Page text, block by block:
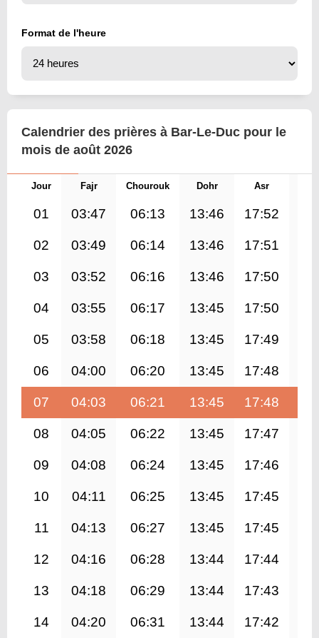
Format de l'heure
Calendrier des prières à Bar-Le-Duc pour le
mois de août 2026
Jour Fajr Chourouk Dohr Asr
01 03:47 06:13 13:46 17:52
02 03:49 06:14 13:46 17:51
03 03:52 06:16 13:46 17:50
04 03:55 06:17 13:45 17:50
05 03:58 06:18 13:45 17:49
06 04:00 06:20 13:45 17:48
07 04:03 06:21 13:45 17:48
08 04:05 06:22 13:45 17:47
09 04:08 06:24 13:45 17:46
10 04:11 06:25 13:45 17:45
11 04:13 06:27 13:45 17:45
12 04:16 06:28 13:44 17:44
13 04:18 06:29 13:44 17:43
14 04:20 06:31 13:44 17:42